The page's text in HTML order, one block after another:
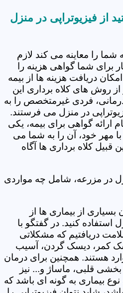
از فیزیوتراپی در منزل
شما را معاینه می کند لازم
برای شما گواهی هزینه را
دریافت هزینه ها از بیمه
روش های کلاه برداری این
فردی غیرمتخصص را به
در منزل می فرستند.
ارائه گواهی برای بیمه، یکی
مهر خود، آن را به شما می
قبیل کلاه برداری ها آگاه
در مزرعه، شامل چه مواردی
از بیماری ها از
استفاده کنید. در گفتگو با
دریافتیم که مشکلاتی
کمر، دیسک گردن، آسیب
هستند. همچنین برای درمان
قلبی، ماساژ و... نیز
بیماری به گونه ای باشد که